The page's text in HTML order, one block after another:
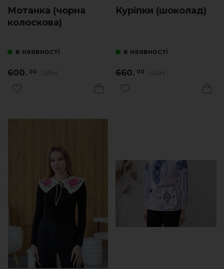
Мотанка (чорна
колоскова)
в наявності
600. 00 UAH
Куріпки (шоколад)
в наявності
660. 00 UAH